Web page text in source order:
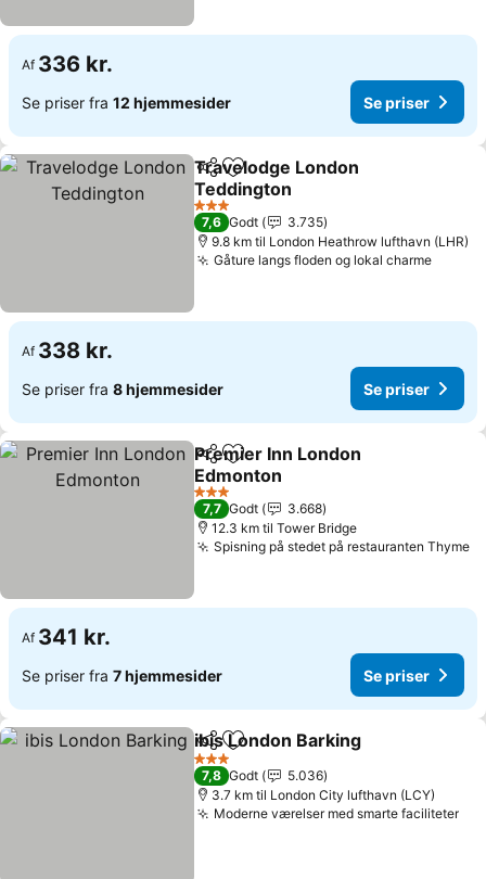
Af 336 kr.
Se priser fra 12 hjemmesider Se priser
Del Føj til favoritter
Travelodge London
Teddington
3 Stjerner
7,6 Godt
3.735
9.8 km til London Heathrow lufthavn (LHR)
Gåture langs floden og lokal charme
Af 338 kr.
Se priser fra 8 hjemmesider Se priser
Del Føj til favoritter
Premier Inn London
Edmonton
3 Stjerner
7,7 Godt
3.668
12.3 km til Tower Bridge
Spisning på stedet på restauranten Thyme
Af 341 kr.
Se priser fra 7 hjemmesider Se priser
Del Føj til favoritter
ibis London Barking
3 Stjerner
7,8 Godt
5.036
3.7 km til London City lufthavn (LCY)
Moderne værelser med smarte faciliteter